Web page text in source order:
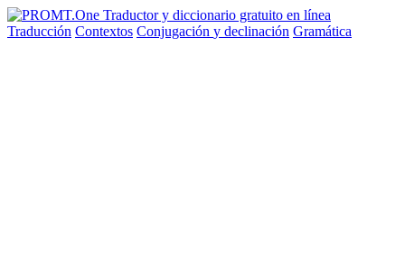
Traducción Contextos Conjugación y declinación Gramática